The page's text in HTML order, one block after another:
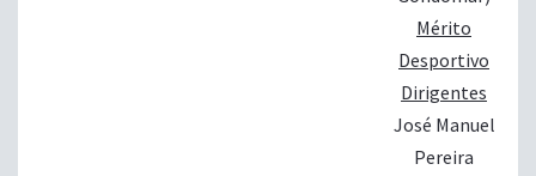
Mérito
Desportivo
Dirigentes
José Manuel
Pereira